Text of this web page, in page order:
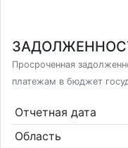
Просроченная
платежам в бюджет
Отчетная дата
Область